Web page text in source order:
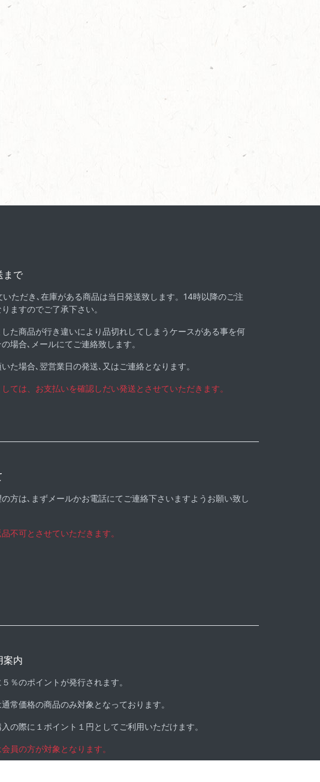
まで
いただき､在庫がある商品は当日発送致します。14時以降のご注
ますのでご了承下さい。
した商品が行き違いにより品切れしてしまうケースがある事を何
場合､メールにてご連絡致します。
た場合､翌営業日の発送､又はご連絡となります。
ては、お支払いを確認しだい発送とさせていただきます。
の方は､まずメールかお電話にてご連絡下さいますようお願い致し
不可とさせていただきます。
内
％のポイントが発行されます。
常価格の商品のみ対象となっております。
の際に１ポイント１円としてご利用いただけます。
員の方が対象となります。